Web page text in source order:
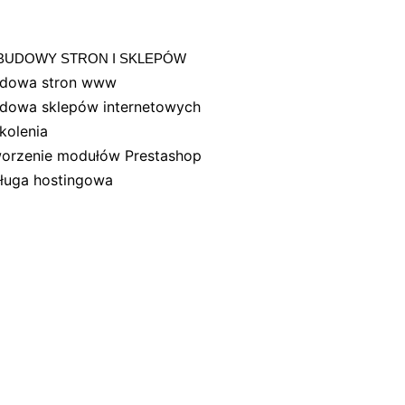
STRON I SKLEPÓW
stron www
sklepów internetowych
modułów Prestashop
hostingowa